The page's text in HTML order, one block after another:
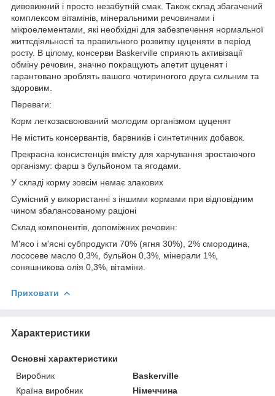
дивовижний і просто незабутній смак. Також склад збагачений
комплексом вітамінів, мінеральними речовинами і
мікроелементами, які необхідні для забезпечення нормальної
життєдіяльності та правильного розвитку цуценяти в період
росту. В цілому, консерви Baskerville сприяють активізації
обміну речовин, значно покращують апетит цуценят і
гарантовано зроблять вашого чотириногого друга сильним та
здоровим.
Переваги:
Корм легкозасвоюваний молодим організмом цуценят
Не містить консервантів, барвників і синтетичних добавок.
Прекрасна консистенція вмісту для харчування зростаючого
організму: фарш з бульйоном та ягодами.
У складі корму зовсім немає злакових
Сумісний у використанні з іншими кормами при відповідним
чином збалансованому раціоні
Склад компонентів, допоміжних речовин:
М'ясо і м'ясні субпродукти 70% (ягня 30%), 2% смородина,
лососеве масло 0,3%, бульйон 0,3%, мінерали 1%,
соняшникова олія 0,3%, вітаміни.
Приховати
Характеристики
Основні характеристики
Виробник
Baskerville
Країна виробник
Німеччина